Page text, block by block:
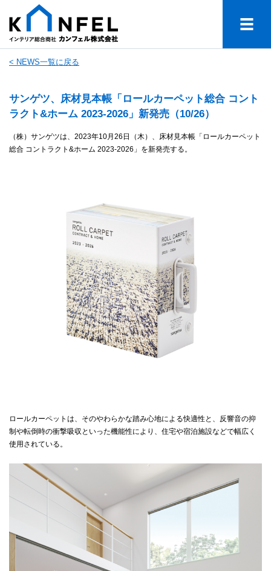
< NEWS一覧に戻る
サンゲツ、床材見本帳「ロールカーペット総合 コント
ラクト&ホーム 2023-2026」新発売（10/26）
（株）サンゲツは、2023年10月26日（木）、床材見本帳「ロールカーペット
総合 コントラクト&ホーム 2023-2026」を新発売する。
ロールカーペットは、そのやわらかな踏み心地による快適性と、反響音の抑
制や転倒時の衝撃吸収といった機能性により、住宅や宿泊施設などで幅広く
使用されている。